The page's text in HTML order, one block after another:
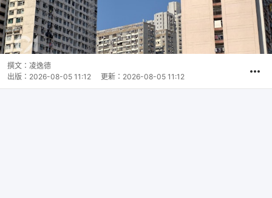
撰文： 凌逸德
出版： 2026-08-05 11:12 更新： 2026-08-05 11:12